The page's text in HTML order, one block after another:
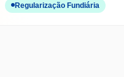
Regularização Fundiária